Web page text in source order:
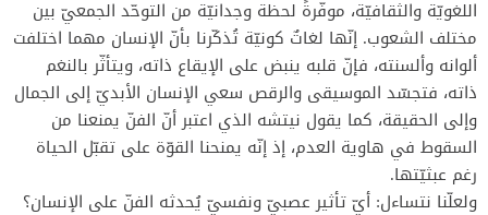
اللغويّة والثقافيّة، موفّرةً لحظة وجدانيّة من التوحّد الجمعيّ بين
مختلف الشعوب. إنّها لغاتٌ كونيّة تُذكّرنا بأنّ الإنسان مهما اختلفت
ألوانه وألسنته، فإنّ قلبه ينبض على الإيقاع ذاته، ويتأثّر بالنغم
ذاته، فتجسّد الموسيقى والرقص سعي الإنسان الأبديّ إلى الجمال
وإلى الحقيقة، كما يقول نيتشه الذي اعتبر أنّ الفنّ يمنعنا من
السقوط في هاوية العدم، إذ إنّه يمنحنا القوّة على تقبّل الحياة
رغم عبثيّتها.
ولعلّنا نتساءل: أيّ تأثير عصبيّ ونفسيّ يُحدثه الفنّ على الإنسان؟